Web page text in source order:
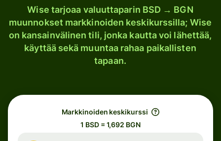
Wise tarjoaa valuuttaparin BSD → BGN
muunnokset markkinoiden keskikurssilla; Wise
on kansainvälinen tili, jonka kautta voi lähettää,
käyttää sekä muuntaa rahaa paikallisten
tapaan.
Markkinoiden keskikurssi
1 BSD = 1,692 BGN